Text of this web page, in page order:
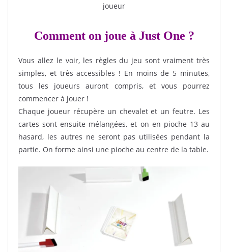
joueur
Comment on joue à Just One ?
Vous allez le voir, les règles du jeu sont vraiment très
simples, et très accessibles ! En moins de 5 minutes,
tous les joueurs auront compris, et vous pourrez
commencer à jouer !
Chaque joueur récupère un chevalet et un feutre. Les
cartes sont ensuite mélangées, et on en pioche 13 au
hasard, les autres ne seront pas utilisées pendant la
partie. On forme ainsi une pioche au centre de la table.